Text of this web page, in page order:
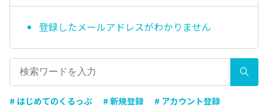
登録したメールアドレスがわかりません
# はじめてのくるっぷ # 新規登録
# アカウント登録